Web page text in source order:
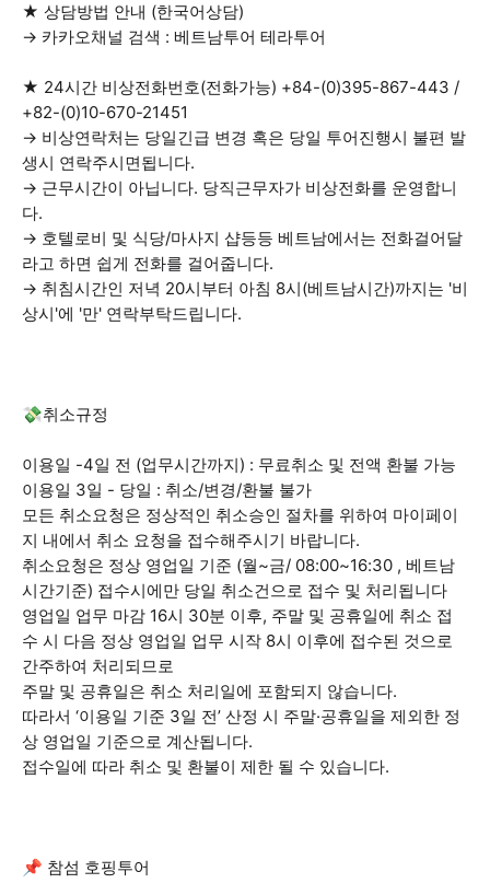
★ 상담방법 안내 (한국어상담)
→ 카카오채널 검색 : 베트남투어 테라투어
★ 24시간 비상전화번호(전화가능) +84-(0)395-867-443 /
+82-(0)10-670-21451
→ 비상연락처는 당일긴급 변경 혹은 당일 투어진행시 불편 발
생시 연락주시면됩니다.
→ 근무시간이 아닙니다. 당직근무자가 비상전화를 운영합니
다.
→ 호텔로비 및 식당/마사지 샵등등 베트남에서는 전화걸어달
라고 하면 쉽게 전화를 걸어줍니다.
→ 취침시간인 저녁 20시부터 아침 8시(베트남시간)까지는 '비
상시'에 '만' 연락부탁드립니다.
💸취소규정
이용일 -4일 전 (업무시간까지) : 무료취소 및 전액 환불 가능
이용일 3일 - 당일 : 취소/변경/환불 불가
모든 취소요청은 정상적인 취소승인 절차를 위하여 마이페이
지 내에서 취소 요청을 접수해주시기 바랍니다.
취소요청은 정상 영업일 기준 (월~금/ 08:00~16:30 , 베트남
시간기준) 접수시에만 당일 취소건으로 접수 및 처리됩니다
영업일 업무 마감 16시 30분 이후, 주말 및 공휴일에 취소 접
수 시 다음 정상 영업일 업무 시작 8시 이후에 접수된 것으로
간주하여 처리되므로
주말 및 공휴일은 취소 처리일에 포함되지 않습니다.
따라서 ‘이용일 기준 3일 전’ 산정 시 주말·공휴일을 제외한 정
상 영업일 기준으로 계산됩니다.
접수일에 따라 취소 및 환불이 제한 될 수 있습니다.
📌 참섬 호핑투어